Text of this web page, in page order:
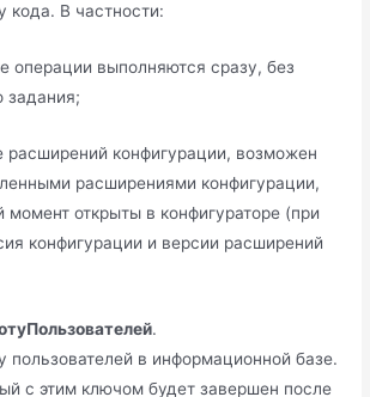
кода. В частности:
операции выполняются сразу, без
задания;
расширений конфигурации, возможен
расширениями конфигурации,
момент открыты в конфигураторе (при
конфигурации и версии расширений
.
пользователей в информационной базе.
с этим ключом будет завершен после